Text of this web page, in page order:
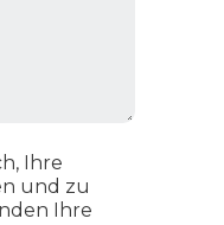
Ihre
und zu
Ihre